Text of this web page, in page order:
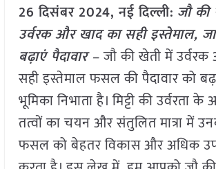
26 दिसंबर 2024, नई दिल्ली: जौ
उर्वरक और खाद का सही इस्तेमाल,
बढ़ाएं पैदावार –जौ की खेती में
सही इस्तेमाल फसल की पैदावार को
भूमिका निभाता है। मिट्टी की उर्वरता
तत्वों का चयन और संतुलित मात्रा में
फसल को बेहतर विकास और अधिक